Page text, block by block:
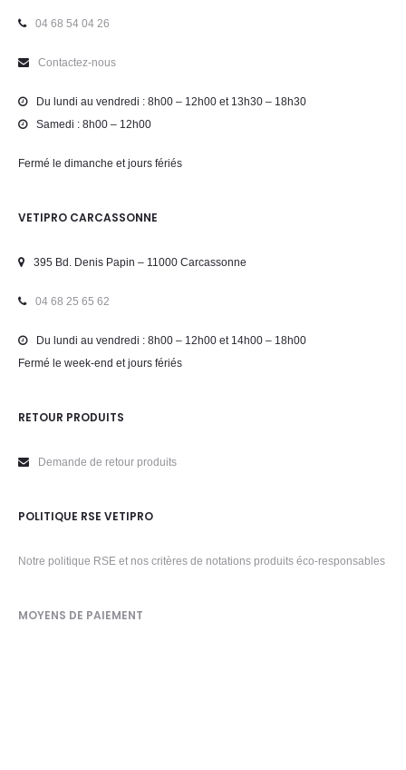
04 68 54 04 26
Contactez-nous
Du lundi au vendredi : 8h00 – 12h00 et 13h30 – 18h30
Samedi : 8h00 – 12h00
Fermé le dimanche et jours fériés
VETIPRO CARCASSONNE
395 Bd. Denis Papin – 11000 Carcassonne
04 68 25 65 62
Du lundi au vendredi : 8h00 – 12h00 et 14h00 – 18h00
Fermé le week-end et jours fériés
RETOUR PRODUITS
Demande de retour produits
POLITIQUE RSE VETIPRO
Notre politique RSE et nos critères de notations produits éco-responsables
MOYENS DE PAIEMENT